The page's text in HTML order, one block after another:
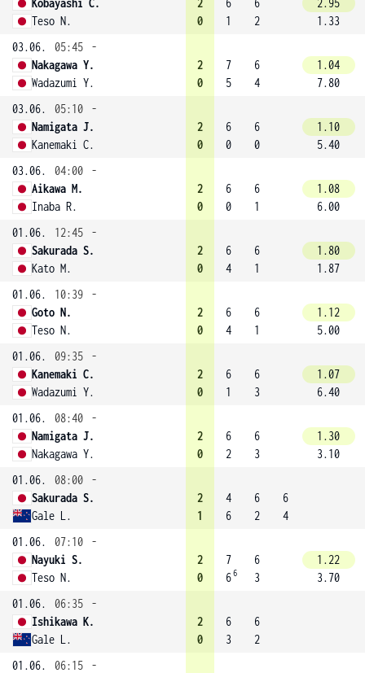
Kobayashi C.
Teso N.
2
0
6
1
6
2
2.95
1.33
03.06.
05:45
-
Nakagawa Y.
Wadazumi Y.
2
0
7
5
6
4
1.04
7.80
03.06.
05:10
-
Namigata J.
Kanemaki C.
2
0
6
0
6
0
1.10
5.40
03.06.
04:00
-
Aikawa M.
Inaba R.
2
0
6
0
6
1
1.08
6.00
01.06.
12:45
-
Sakurada S.
Kato M.
2
0
6
4
6
1
1.80
1.87
01.06.
10:39
-
Goto N.
Teso N.
2
0
6
4
6
1
1.12
5.00
01.06.
09:35
-
Kanemaki C.
Wadazumi Y.
2
0
6
1
6
3
1.07
6.40
01.06.
08:40
-
Namigata J.
Nakagawa Y.
2
0
6
2
6
3
1.30
3.10
01.06.
08:00
-
Sakurada S.
Gale L.
2
1
4
6
6
2
6
4
01.06.
07:10
-
Nayuki S.
Teso N.
2
0
7
66
6
3
1.22
3.70
01.06.
06:35
-
Ishikawa K.
Gale L.
2
0
6
3
6
2
01.06.
06:15
-